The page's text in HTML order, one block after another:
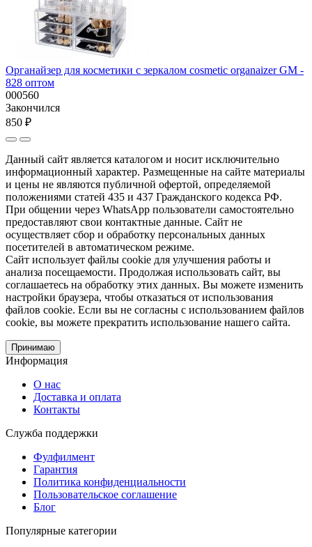
Органайзер для косметики c зеркалом cosmetic organaizer GM -
828 оптом
000560
Закончился
850 ₽
Данный сайт является каталогом и носит исключительно
информационный характер. Размещенные на сайте материалы
и цены не являются публичной офертой, определяемой
положениями статей 435 и 437 Гражданского кодекса РФ.
При общении через WhatsApp пользователи самостоятельно
предоставляют свои контактные данные. Сайт не
осуществляет сбор и обработку персональных данных
посетителей в автоматическом режиме.
Сайт использует файлы cookie для улучшения работы и
анализа посещаемости. Продолжая использовать сайт, вы
соглашаетесь на обработку этих данных. Вы можете изменить
настройки браузера, чтобы отказаться от использования
файлов cookie. Если вы не согласны с использованием файлов
cookie, вы можете прекратить использование нашего сайта.
Принимаю
Информация
О нас
Доставка и оплата
Контакты
Служба поддержки
Фулфилмент
Гарантия
Политика конфиденциальности
Пользовательское соглашение
Блог
Популярные категории